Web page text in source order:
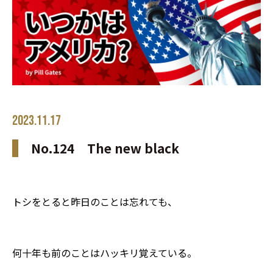
2023.11.17
No.124 The new black
トシをとると昨日のことは忘れても、
何十年も前のことはハッキリ覚えている。